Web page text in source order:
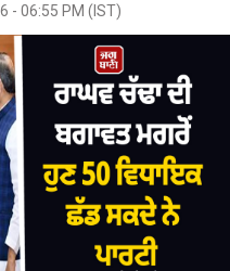
- 06:55 PM (IST)